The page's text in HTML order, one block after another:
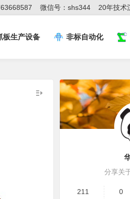
微信号：shs344 20年技术
板生产设备 非标自动化
分享关
211
0